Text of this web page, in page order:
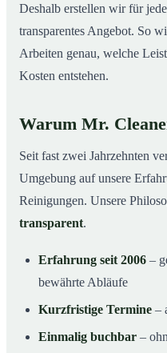
Deshalb erstellen wir für
transparentes Angebot. So
Arbeiten genau, welche
Kosten entstehen.
Warum Mr.
Seit fast zwei Jahrzehnten
Umgebung auf unsere
Reinigungen. Unsere
transparent.
Erfahrung seit 2006 –
bewährte Abläufe
Kurzfristige Termine –
Einmalig buchbar –